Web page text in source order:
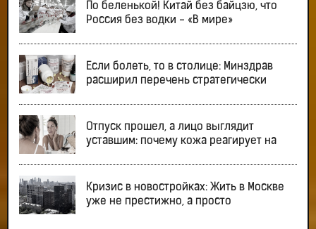
По беленькой! Китай без байцзю, что
Россия без водки - «В мире»
Если болеть, то в столице: Минздрав
расширил перечень стратегически
Отпуск прошел, а лицо выглядит
уставшим: почему кожа реагирует на
Кризис в новостройках: Жить в Москве
уже не престижно, а просто